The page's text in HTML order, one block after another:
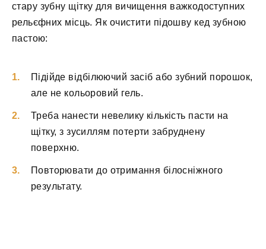
стару зубну щітку для вичищення важкодоступних
рельєфних місць. Як очистити підошву кед зубною
пастою:
Підійде відбілюючий засіб або зубний порошок,
але не кольоровий гель.
Треба нанести невелику кількість пасти на
щітку, з зусиллям потерти забруднену
поверхню.
Повторювати до отримання білосніжного
результату.